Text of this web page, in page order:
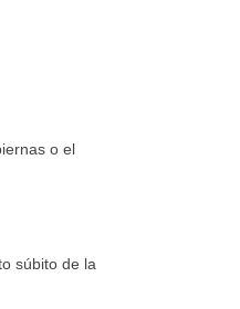
o el
súbito de la